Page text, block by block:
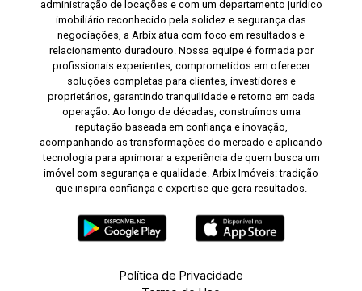
administração de locações e com um departamento jurídico
imobiliário reconhecido pela solidez e segurança das
negociações, a Arbix atua com foco em resultados e
relacionamento duradouro. Nossa equipe é formada por
profissionais experientes, comprometidos em oferecer
soluções completas para clientes, investidores e
proprietários, garantindo tranquilidade e retorno em cada
operação. Ao longo de décadas, construímos uma
reputação baseada em confiança e inovação,
acompanhando as transformações do mercado e aplicando
tecnologia para aprimorar a experiência de quem busca um
imóvel com segurança e qualidade. Arbix Imóveis: tradição
que inspira confiança e expertise que gera resultados.
Política de Privacidade